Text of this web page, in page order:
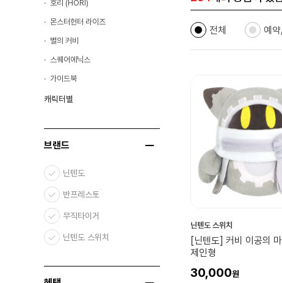
호리 (HORI)
몬스터헌터 라이즈
별의 커비
스퀘어에닉스
가이드북
캐릭터별
브랜드
닌텐도
반프레스토
무직타이거
닌텐도 스위치
전체 예
닌텐도 스위치
[닌텐도] 커비 이공의
제인형
30,000